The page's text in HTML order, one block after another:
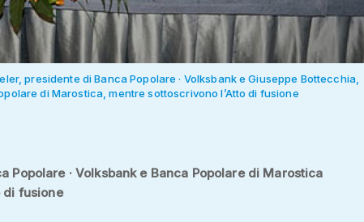
presidente di Banca Popolare · Volksbank e Giuseppe Bottecchia,
di Marostica, mentre sottoscrivono l’Atto di fusione
Popolare · Volksbank e Banca Popolare di Marostica
di fusione